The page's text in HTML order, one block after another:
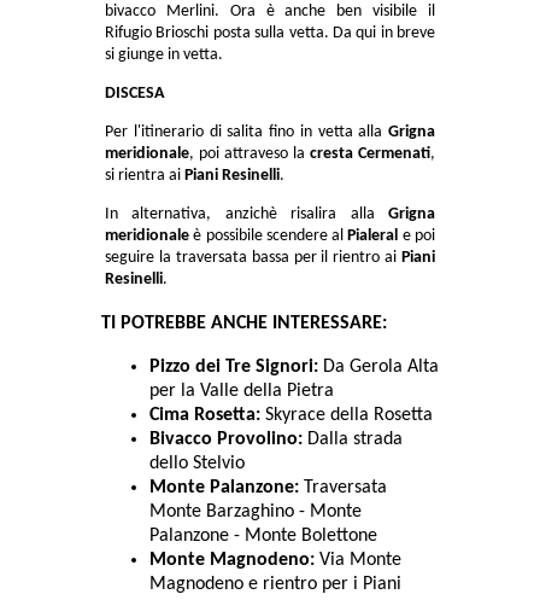
bivacco Merlini. Ora è anche ben visibile il
Rifugio Brioschi posta sulla vetta. Da qui in breve
si giunge in vetta.
DISCESA
Per l'itinerario di salita fino in vetta alla Grigna
meridionale, poi attraveso la cresta Cermenati,
si rientra ai Piani Resinelli.
In alternativa, anzichè risalira alla Grigna
meridionale è possibile scendere al Pialeral e poi
seguire la traversata bassa per il rientro ai Piani
Resinelli.
TI POTREBBE ANCHE INTERESSARE:
Pizzo dei Tre Signori: Da Gerola Alta
per la Valle della Pietra
Cima Rosetta: Skyrace della Rosetta
Bivacco Provolino: Dalla strada
dello Stelvio
Monte Palanzone: Traversata
Monte Barzaghino - Monte
Palanzone - Monte Bolettone
Monte Magnodeno: Via Monte
Magnodeno e rientro per i Piani